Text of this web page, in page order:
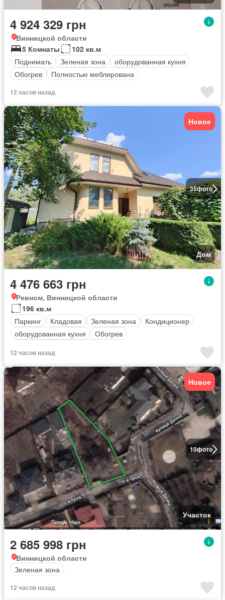
4 924 329 грн
Винницкой области
5 Комнаты
102 кв.м
Поднимать
Зеленая зона
оборудованная кухня
Обогрев
Полностью меблирована
12 часов назад
35фото
Новое
Дом
4 476 663 грн
Ревном, Винницкой области
196 кв.м
Паркинг
Кладовая Зеленая зона
Кондиционер
оборудованная кухня
Обогрев
12 часов назад
10фото
Новое
Участок
2 685 998 грн
Винницкой области
Зеленая зона
12 часов назад